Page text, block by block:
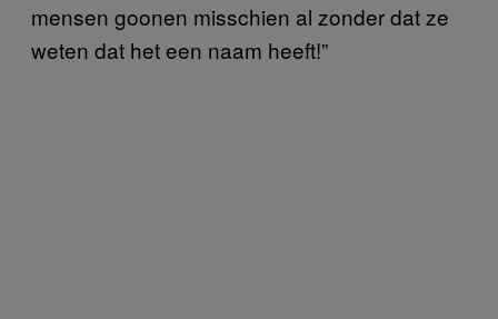
mensen goonen misschien al zonder dat ze
weten dat het een naam heeft!”